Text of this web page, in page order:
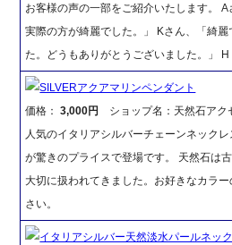
お客様の声の一部をご紹介いたします。
実際の方が綺麗でした。」 Kさん、「綺
た。どうもありがとうございました。」 H
SILVERアクアマリンペンダント
価格：3,000円
ショップ名：天然石アク
人気のイタリアシルバーチェーンネックレ
が驚きのプライスで登場です。 天然石は
大切に扱われてきました。お好きなカラ
さい。
イタリアシルバー天然淡水パールネッ